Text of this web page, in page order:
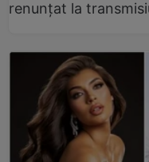
renunțat la